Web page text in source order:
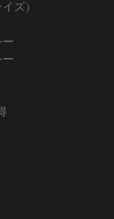
ズ）
ー
ー